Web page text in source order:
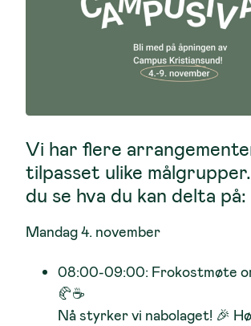
Vi har flere
tilpasset ulike
du se hva du kan delta på:
Mandag 4. november
08:00-09:00: Frokostmøte
🥐☕
Nå styrker vi nabolaget! 🎉